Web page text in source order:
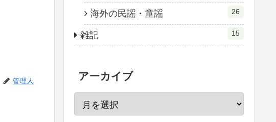
管理人
海外の民謡・童謡 26
雑記 15
アーカイブ